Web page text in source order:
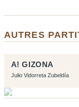
AUTRES
A! GIZONA
Julio Vidorreta Zubeldía